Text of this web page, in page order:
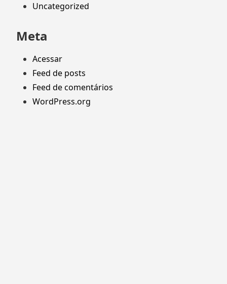
Uncategorized
Meta
Acessar
Feed de posts
Feed de comentários
WordPress.org